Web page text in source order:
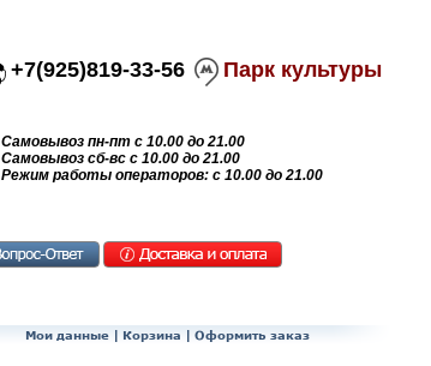
+7(925)819-33-56 Парк культуры
Самовывоз пн-пт с 10.00 до 21.00
Самовывоз сб-вс с 10.00 до 21.00
Режим работы операторов: с 10.00 до 21.00
Мои данные | Корзина | Оформить заказ